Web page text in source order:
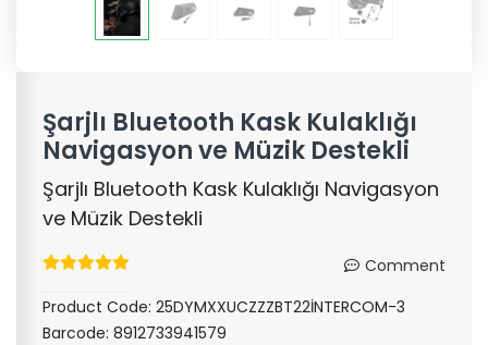
Şarjlı Bluetooth Kask Kulaklığı
Navigasyon ve Müzik Destekli
Şarjlı Bluetooth Kask Kulaklığı Navigasyon
ve Müzik Destekli
Comment
Product Code: 25DYMXXUCZZZBT22İNTERCOM-3
Barcode: 8912733941579